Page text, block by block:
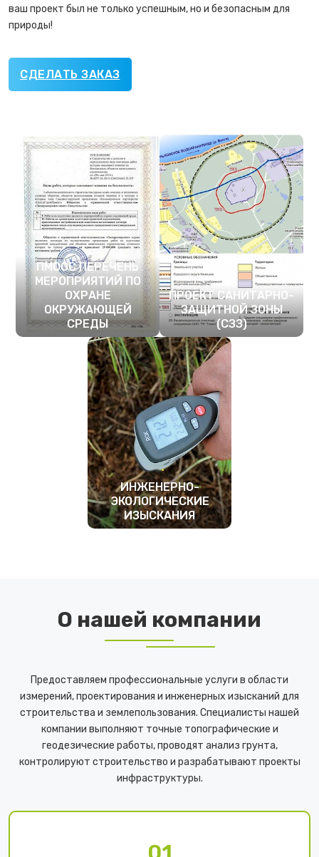
ваш проект был не только успешным, но и безопасным для
природы!
СДЕЛАТЬ ЗАКАЗ
ПМООС ПЕРЕЧЕНЬ
МЕРОПРИЯТИЙ ПО
ОХРАНЕ
ОКРУЖАЮЩЕЙ
СРЕДЫ
ПОДРОБНЕЕ
ПРОЕКТ САНИТАРНО-
ЗАЩИТНОЙ ЗОНЫ
(СЗЗ)
ПОДРОБНЕЕ
ИНЖЕНЕРНО-
ЭКОЛОГИЧЕСКИЕ
ИЗЫСКАНИЯ
О нашей компании
Предоставляем профессиональные услуги в области
измерений, проектирования и инженерных изысканий для
строительства и землепользования. Специалисты нашей
компании выполняют точные топографические и
геодезические работы, проводят анализ грунта,
контролируют строительство и разрабатывают проекты
инфраструктуры.